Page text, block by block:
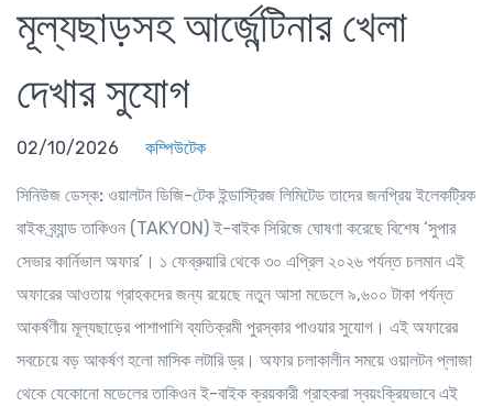
মূল্যছাড়সহ আর্জেন্টিনার খেলা
দেখার সুযোগ
02/10/2026 কম্পিউটেক
সিনিউজ ডেস্ক: ওয়ালটন ডিজি-টেক ইন্ডাস্ট্রিজ লিমিটেড তাদের জনপ্রিয় ইলেকট্রিক
বাইক ব্র্যান্ড তাকিওন (TAKYON) ই-বাইক সিরিজে ঘোষণা করেছে বিশেষ ‘সুপার
সেভার কার্নিভাল অফার’। ১ ফেব্রুয়ারি থেকে ৩০ এপ্রিল ২০২৬ পর্যন্ত চলমান এই
অফারের আওতায় গ্রাহকদের জন্য রয়েছে নতুন আসা মডেলে ৯,৬০০ টাকা পর্যন্ত
আকর্ষণীয় মূল্যছাড়ের পাশাপাশি ব্যতিক্রমী পুরস্কার পাওয়ার সুযোগ। এই অফারের
সবচেয়ে বড় আকর্ষণ হলো মাসিক লটারি ড্র। অফার চলাকালীন সময়ে ওয়ালটন প্লাজা
থেকে যেকোনো মডেলের তাকিওন ই-বাইক ক্রয়কারী গ্রাহকরা স্বয়ংক্রিয়ভাবে এই